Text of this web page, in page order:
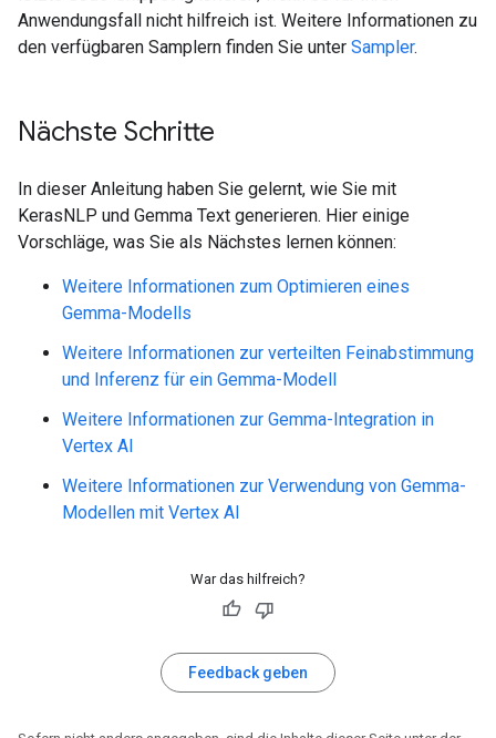
Anwendungsfall nicht hilfreich ist. Weitere Informationen zu
den verfügbaren Samplern finden Sie unter Sampler.
Nächste Schritte
In dieser Anleitung haben Sie gelernt, wie Sie mit
KerasNLP und Gemma Text generieren. Hier einige
Vorschläge, was Sie als Nächstes lernen können:
Weitere Informationen zum Optimieren eines
Gemma-Modells
Weitere Informationen zur verteilten Feinabstimmung
und Inferenz für ein Gemma-Modell
Weitere Informationen zur Gemma-Integration in
Vertex AI
Weitere Informationen zur Verwendung von Gemma-
Modellen mit Vertex AI
War das hilfreich?
Feedback geben